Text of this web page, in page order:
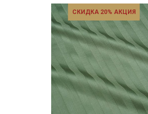
СКИДКА 20% АКЦИЯ